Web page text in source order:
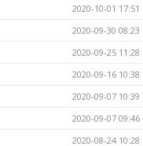
2020-10-01 17:51
2020-09-30 08:23
2020-09-25 11:28
2020-09-16 10:38
2020-09-07 10:39
2020-09-07 09:46
2020-08-24 10:28